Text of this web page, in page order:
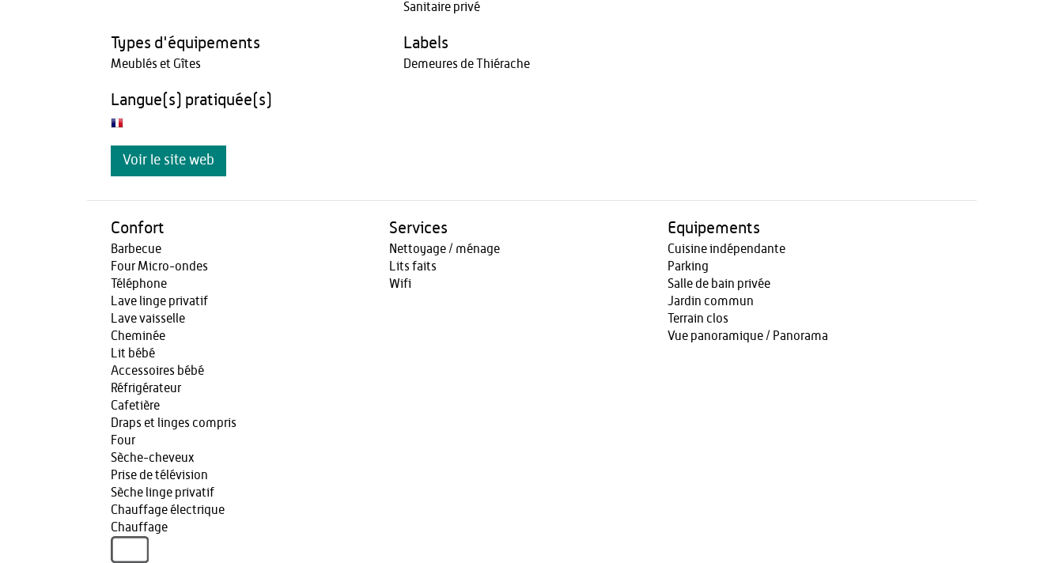
Sanitaire privé
Types d'équipements
Meublés et Gîtes
Labels
Demeures de Thiérache
Langue(s) pratiquée(s)
Voir le site web
Confort
Barbecue
Four Micro-ondes
Téléphone
Lave linge privatif
Lave vaisselle
Cheminée
Lit bébé
Accessoires bébé
Réfrigérateur
Cafetière
Draps et linges compris
Four
Sèche-cheveux
Prise de télévision
Sèche linge privatif
Chauffage électrique
Chauffage
Services
Nettoyage / ménage
Lits faits
Wifi
Equipements
Cuisine indépendante
Parking
Salle de bain privée
Jardin commun
Terrain clos
Vue panoramique / Panorama